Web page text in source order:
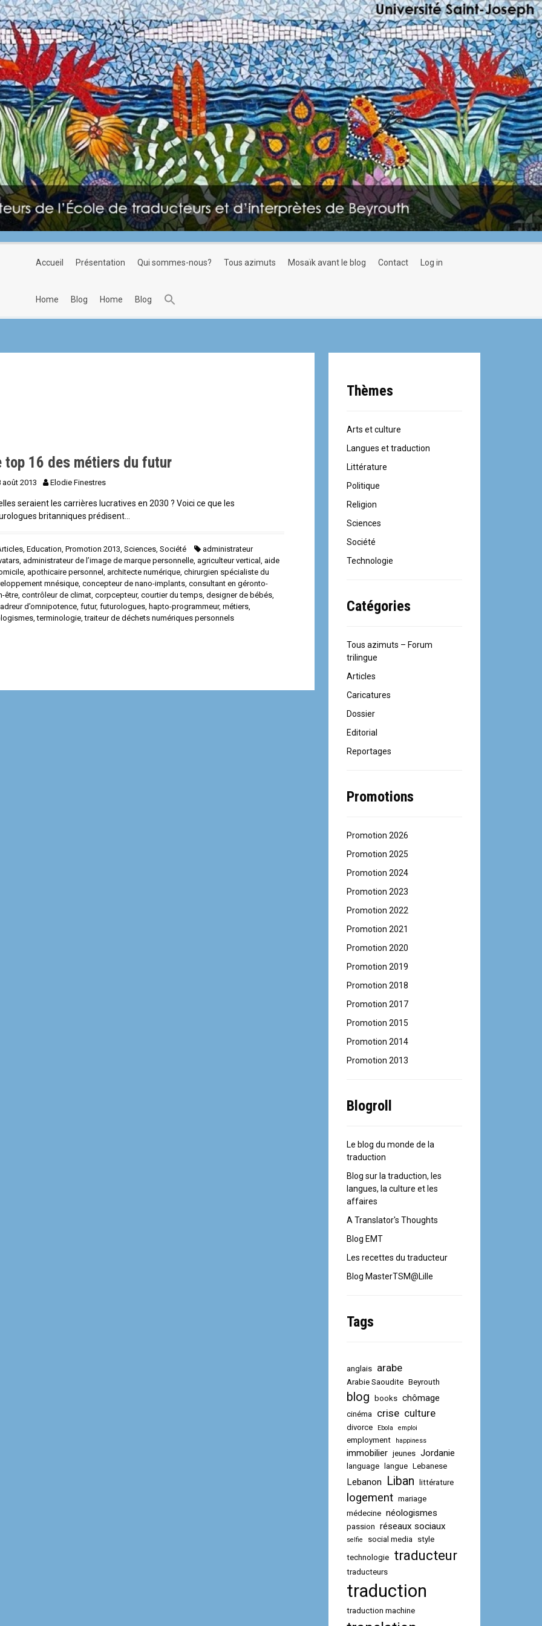
accueil présentation qui sommes-nous? tous azimuts mosaïk avant le blog contact log in
home blog home blog
top 16 des métiers du futur
août 2013 Elodie Finestres
seraient les carrières lucratives en 2030 ? Voici ce que les
britanniques prédisent…
,Education,Promotion 2013,Sciences,Société
administrateur
,administrateur de l’image de marque personnelle,agriculteur vertical,aide
,apothicaire personnel,architecte numérique,chirurgien spécialiste du
mnésique,concepteur de nano-implants,consultant en géronto-
être,contrôleur de climat,corpcepteur,courtier du temps,designer de bébés,
d’omnipotence,futur,futurologues, hapto-programmeur,métiers,
,terminologie,traiteur de déchets numériques personnels
Thèmes
Arts et culture
Langues et traduction
Littérature
Politique
Religion
Sciences
Société
Technologie
Catégories
Tous azimuts – Forum
trilingue
Articles
Caricatures
Dossier
Editorial
Reportages
Promotions
Promotion 2026
Promotion 2025
Promotion 2024
Promotion 2023
Promotion 2022
Promotion 2021
Promotion 2020
Promotion 2019
Promotion 2018
Promotion 2017
Promotion 2015
Promotion 2014
Promotion 2013
Blogroll
Le blog du monde de la
traduction
Blog sur la traduction, les
langues, la culture et les
affaires
A Translator's Thoughts
Blog EMT
Les recettes du traducteur
Blog MasterTSM@Lille
Tags
anglais arabe
Arabie Saoudite Beyrouth
blog books chômage
cinéma crise culture
divorce Ebola emploi
employment happiness
immobilier jeunes Jordanie
language langue Lebanese
Lebanon Liban littérature
logement mariage
médecine néologismes
passion réseaux sociaux
selfie social media style
technologie traducteur
traducteurs
traduction
traduction machine